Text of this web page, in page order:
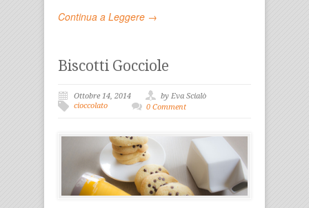
Continua a Leggere →
Biscotti Gocciole
Ottobre 14, 2014
by Eva Scialò
cioccolato
0 Comment